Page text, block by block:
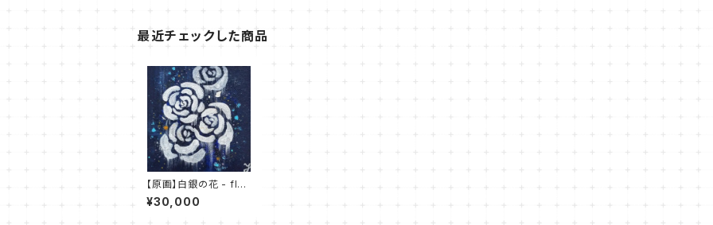
最近チェックした商品
【原画】白銀の花 - flo
wer of silver -
¥30,000